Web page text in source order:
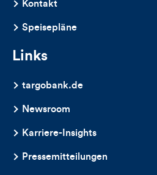
Kontakt
Speisepläne
Links
targobank.de
Newsroom
Karriere-Insights
Pressemitteilungen